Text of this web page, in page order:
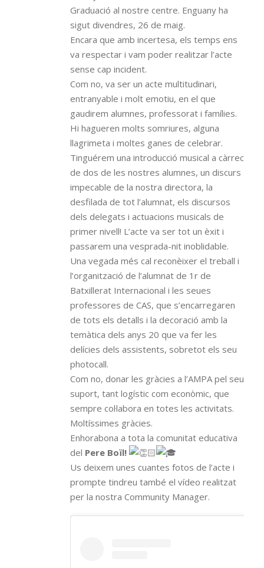
Graduació al nostre centre. Enguany ha
sigut divendres, 26 de maig.
Encara que amb incertesa, els temps ens
va respectar i vam poder realitzar l’acte
sense cap incident.
Com no, va ser un acte multitudinari,
entranyable i molt emotiu, en el que
gaudirem alumnes, professorat i famílies.
Hi hagueren molts somriures, alguna
llagrimeta i moltes ganes de celebrar.
Tinguérem una introducció musical a càrrec
de dos de les nostres alumnes, un discurs
impecable de la nostra directora, la
desfilada de tot l’alumnat, els discursos
dels delegats i actuacions musicals de
primer nivell! L’acte va ser tot un èxit i
passarem una vesprada-nit inoblidable.
Una vegada més cal reconèixer el treball i
l’organització de l’alumnat de 1r de
Batxillerat Internacional i les seues
professores de CAS, que s’encarregaren
de tots els detalls i la decoració amb la
temàtica dels anys 20 que va fer les
delícies dels assistents, sobretot els seu
photocall.
Com no, donar les gràcies a l’AMPA pel seu
suport, tant logístic com econòmic, que
sempre col·labora en totes les activitats.
Moltíssimes gràcies.
Enhorabona a tota la comunitat educativa
del Pere Boïl!
Us deixem unes cuantes fotos de l’acte i
prompte tindreu també el vídeo realitzat
per la nostra Community Manager.